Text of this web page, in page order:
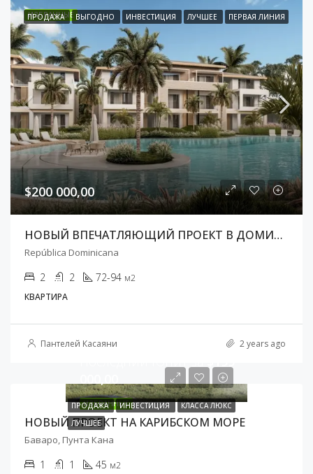
ИЗБРАННЫЕ
ПРОДАЖА ВЫГОДНО ИНВЕСТИЦИЯ ЛУЧШЕЕ ПЕРВАЯ ЛИНИЯ
$200 000,00
НОВЫЙ ВПЕЧАТЛЯЮЩИЙ ПРОЕКТ В ДОМИНИКАНЕ
República Dominicana
2 2 72-94 м2
КВАРТИРА
Пантелей Касаяни 2 years ago
ИЗБРАННЫЕ
ПРОДАЖА ИНВЕСТИЦИЯ
КЛАССА ЛЮКС
ЛУЧШЕЕ
НОВЫЙ ПРОЕКТ НА КАРИБСКОМ МОРЕ
Баваро, Пунта Кана
1 1 45 м2